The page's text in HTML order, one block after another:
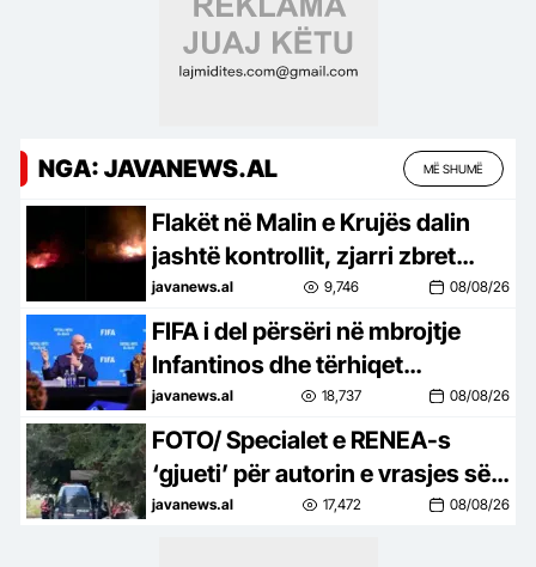
NGA: JAVANEWS.AL MË SHUMË
Flakët në Malin e Krujës dalin
jashtë kontrollit, zjarri zbret
drejt zonave të banuara
javanews.al 9,746 08/08/26
FIFA i del përsëri në mbrojtje
Infantinos dhe tërhiqet
përfundimisht nga shitja e
aksioneve të Botërorit!
javanews.al 18,737 08/08/26
FOTO/ Specialet e RENEA-s
‘gjueti’ për autorin e vrasjes së
ushtarakut, kontrolle edhe në
javanews.al 17,472 08/08/26